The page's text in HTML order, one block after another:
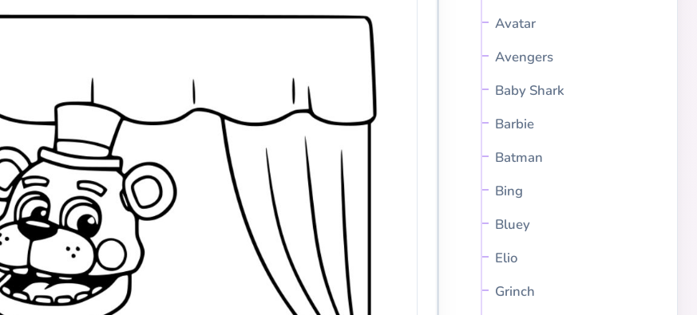
Avatar
Avengers
Baby Shark
Barbie
Batman
Bing
Bluey
Elio
Grinch